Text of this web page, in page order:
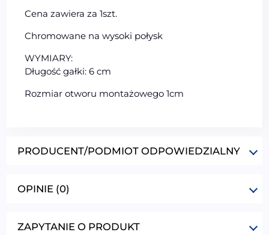
Cena zawiera za 1szt.
Chromowane na wysoki połysk
WYMIARY:
Długość gałki: 6 cm
Rozmiar otworu montażowego 1cm
PRODUCENT/PODMIOT ODPOWIEDZIALNY
OPINIE (0)
ZAPYTANIE O PRODUKT